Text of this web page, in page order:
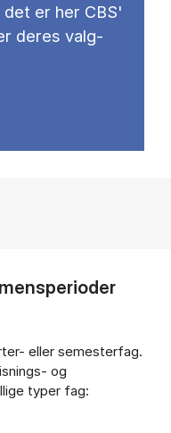
er her CBS'
de­res valg­
eller semesterfag.
og
typer fag: